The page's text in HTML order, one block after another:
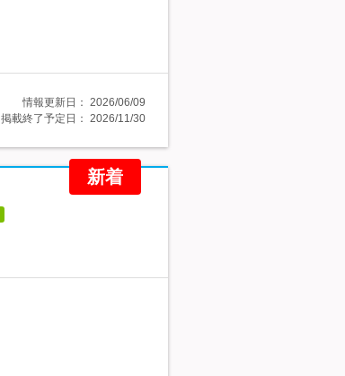
情報更新日： 2026/06/09
掲載終了予定日： 2026/11/30
新着